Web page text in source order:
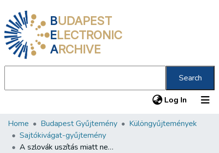
BUDAPEST
ELECTRONIC
ARCHIVE
Search
Log In (current)
Communities & Collections
All of DSpace
Home Budapest Gyűjtemény
Különgyűjtemények
Sajtókivágat-gyűjtemény
A szlovák uszítás miatt nem kezdünk gazdasági tárgyalásokat Szlovákiával